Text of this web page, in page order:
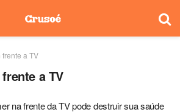
a TV
a TV
na frente da TV pode destruir sua saúde